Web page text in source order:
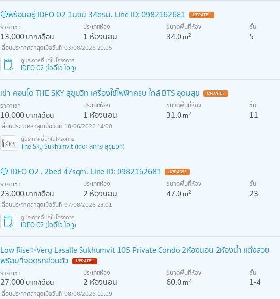
🔴พร้อมอยู่ IDEO O2 1นอน 34ตรม. Line ID: 0982162681 UPDATE !
ราคาเช่า
13,000บาท/เดือน
ประเภทห้อง
1 ห้องนอน
ขนาดพื้นที่ห้อง
34.0m2
ชั้น
5
03/08/2026 20:05
IDEO O2 (ไอดีโอ โอทู)
เช่า คอนโด THE SKY สุขุมวิท เครื่องใช้ไฟฟ้าครบ ใกล้ BTS อุดมสุข UPDATE !
ราคาเช่า
10,000บาท/เดือน
ประเภทห้อง
1 ห้องนอน
ขนาดพื้นที่ห้อง
31.0m2
ชั้น
11
18/06/2026 14:00
The Sky Sukhumvit (เดอะ สกาย สุขุมวิท)
🔴 IDEO O2 , 2bed 47sqm. Line ID: 0982162681 UPDATE !
ราคาเช่า
23,000บาท/เดือน
ประเภทห้อง
2 ห้องนอน
ขนาดพื้นที่ห้อง
47.0m2
ชั้น
23
07/08/2026 23:01
IDEO O2 (ไอดีโอ โอทู)
Low Rise✨️Very Lasalle Sukhumvit 105 Private Condo 2ห้องนอน 2ห้องน้ำ แต่งสวย
พร้อมที่จอดรถส่วนตัว
UPDATE !
ราคาเช่า
27,000บาท/เดือน
ประเภทห้อง
2 ห้องนอน
ขนาดพื้นที่ห้อง
60.0m2
ชั้น
1-4
08/08/2026 11:09